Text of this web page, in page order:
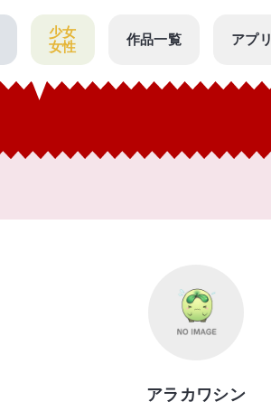
少女
女性
作品一覧 アプリ
アラカワシン